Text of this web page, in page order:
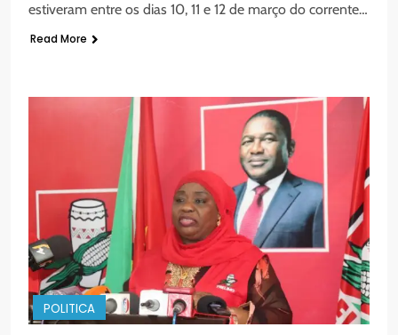
Agentes de Pastoral bíblica no
encontro de revitalização na
Diocese de Chimoio
PORTUGUÊS RELIGIOSA
6
“Um movimento eclesial sem
Cristo como centro é uma simples
organização humana” – defende o
Padre Mubango
PORTUGUÊS RELIGIOSA
7
estiveram entre os dias 10, 11 e 12 de março do corrente…
Read More
POLITICA